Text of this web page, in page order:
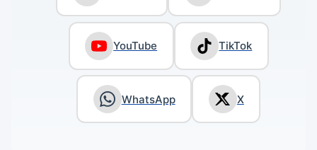
YouTube TikTok
WhatsApp X